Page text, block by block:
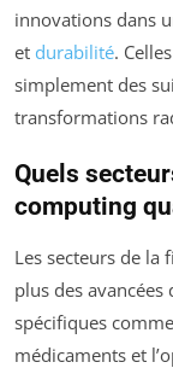
innovations dans
et durabilité.
simplement des
transformations
Quels
computing
Les secteurs de la
plus des
spécifiques
médicaments et